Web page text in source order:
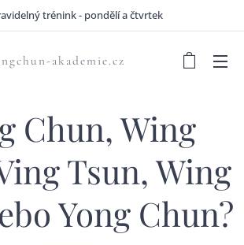
trénink - pondělí a čtvrtek
akademie.cz
Chun, Wing
Tsun, Wing
Yong Chun?